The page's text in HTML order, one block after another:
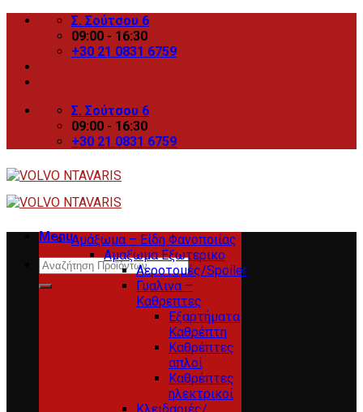
Skip
Σ. Σούτσου 6
09:00 - 16:30
+30 21 0831 6759
Σ. Σούτσου 6
09:00 - 16:30
+30 21 0831 6759
Menu
Search
for:
Αμάξωμα – Είδη Φανοποιίας
Αμαξωμα Εξωτερικο
Αεροτομές/Spoiler
Γυαλινα –
Καθρεπτες
Εξαρτήματα
Καθρέπτη
Καθρέπτες
απλοί
Καθρέπτες
ηλεκτρικοί